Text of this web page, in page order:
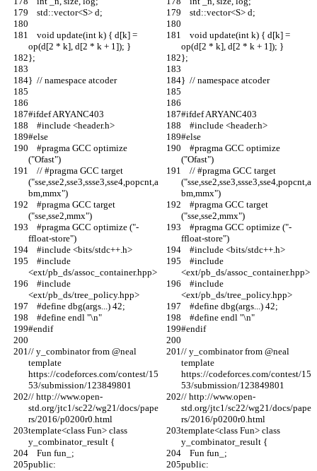
    std::vector<S> d;
    std::vector<S> d;
op(d[2 * k], d[2 * k + 1]); }
op(d[2 * k], d[2 * k + 1]); }
};
};
}  // namespace atcoder }  // namespace atcoder
#ifdef ARYANC403
#ifdef ARYANC403
    #include <header.h>
    #include <header.h>
#else
#else
("Ofast")
("Ofast")
("sse,sse2,sse3,ssse3,sse4,popcnt,a
bm,mmx")
("sse,sse2,sse3,ssse3,sse4,popcnt,a
bm,mmx")
("sse,sse2,mmx")
("sse,sse2,mmx")
ffloat-store")
ffloat-store")
    #include <bits/stdc++.h>
    #include <bits/stdc++.h>
<ext/pb_ds/assoc_container.hpp>
<ext/pb_ds/assoc_container.hpp>
<ext/pb_ds/tree_policy.hpp>
<ext/pb_ds/tree_policy.hpp>
    #define dbg(args...) 42;
    #define dbg(args...) 42;
    #define endl "\n"
    #define endl "\n"
#endif
#endif
// y_combinator from @neal
template
https://codeforces.com/contest/15
53/submission/123849801
// y_combinator from @neal
template
https://codeforces.com/contest/15
53/submission/123849801
// http://www.open-
std.org/jtc1/sc22/wg21/docs/pape
rs/2016/p0200r0.html
// http://www.open-
std.org/jtc1/sc22/wg21/docs/pape
rs/2016/p0200r0.html
template<class Fun> class
y_combinator_result {
template<class Fun> class
y_combinator_result {
    Fun fun_;
    Fun fun_;
public:
public: